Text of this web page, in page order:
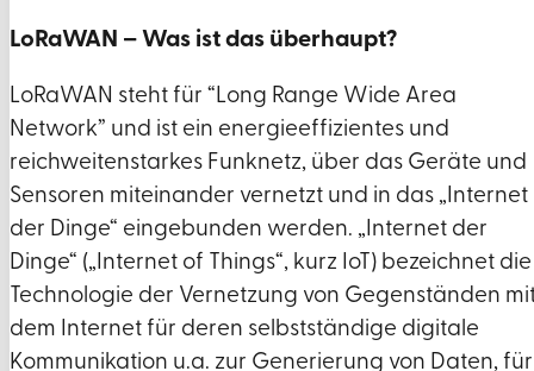
LoRaWAN – Was ist das überhaupt?
LoRaWAN steht für “Long Range Wide Area
Network” und ist ein energieeffizientes und
reichweitenstarkes Funknetz, über das Geräte und
Sensoren miteinander vernetzt und in das „Internet
der Dinge“ eingebunden werden. „Internet der
Dinge“ („Internet of Things“, kurz IoT) bezeichnet die
Technologie der Vernetzung von Gegenständen
dem Internet für deren selbstständige digitale
Kommunikation u.a. zur Generierung von Daten, für